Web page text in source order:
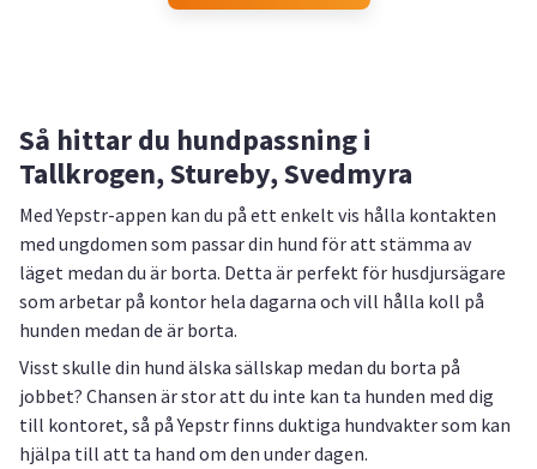
Så hittar du hundpassning i
Tallkrogen, Stureby, Svedmyra
Med Yepstr-appen kan du på ett enkelt vis hålla kontakten
med ungdomen som passar din hund för att stämma av
läget medan du är borta. Detta är perfekt för husdjursägare
som arbetar på kontor hela dagarna och vill hålla koll på
hunden medan de är borta.
Visst skulle din hund älska sällskap medan du borta på
jobbet? Chansen är stor att du inte kan ta hunden med dig
till kontoret, så på Yepstr finns duktiga hundvakter som kan
hjälpa till att ta hand om den under dagen.